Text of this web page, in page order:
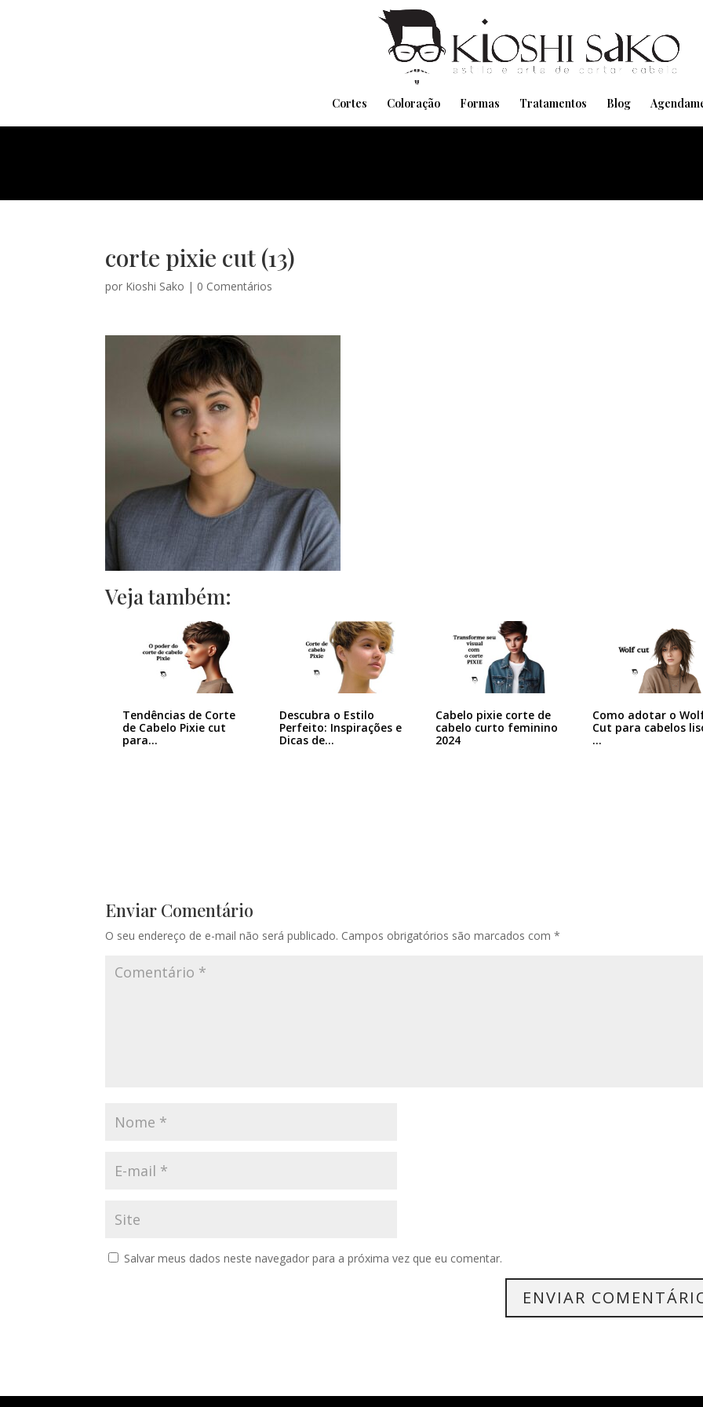
Cortes Coloração Formas Tratamentos Blog
corte pixie cut (13)
por Kioshi Sako | 0 Comentários
Veja também:
Tendências de Corte
de Cabelo Pixie cut
para…
Descubra o Estilo
Perfeito: Inspirações e
Dicas de…
Cabelo pixie corte de
cabelo curto feminino
2024
Como adotar o
Cut para cabelos
…
Enviar Comentário
O seu endereço de e-mail não será publicado. Campos obrigatórios são marcados com*
Salvar meus dados neste navegador para a próxima vez que eu comentar.
Pensando em transformar seu Visual??
Agende pelo Whatsapp